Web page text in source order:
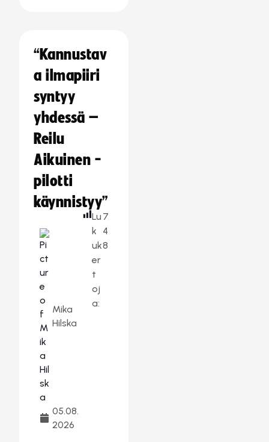
“Kannustav
a ilmapiiri
syntyy
yhdessä –
Reilu
Aikuinen -
pilotti
käynnistyy”
Mika
Hilska
05.08.
2026
Lu
k
uk
er
t
oj
a:
7
4
8